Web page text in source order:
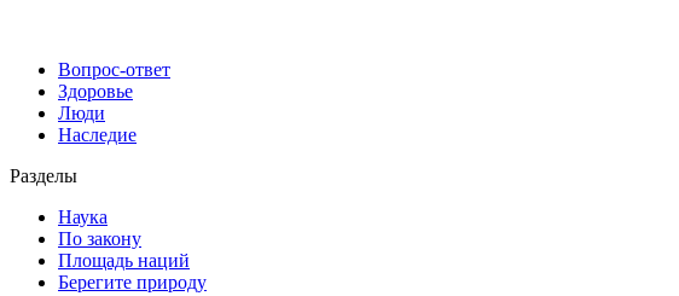
Вопрос-ответ
Здоровье
Люди
Наследие
Разделы
Наука
По закону
Площадь наций
Берегите природу